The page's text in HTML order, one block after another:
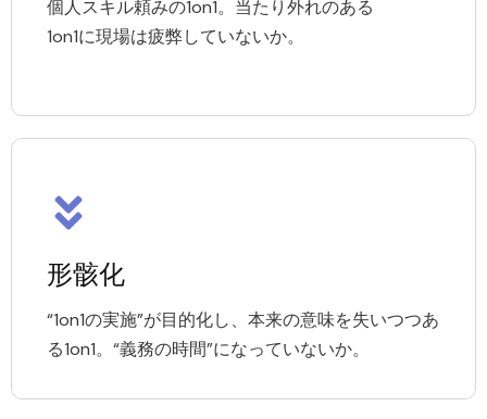
個人スキル頼みの1on1。当たり外れのある
1on1に現場は疲弊していないか。
形骸化
“1on1の実施”が目的化し、本来の意味を失いつつあ
る1on1。“義務の時間”になっていないか。